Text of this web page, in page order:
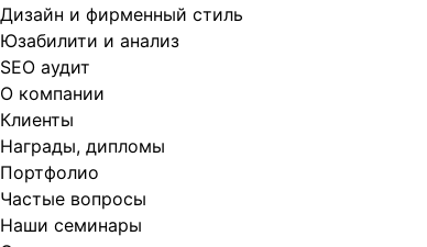
Дизайн и фирменный стиль
Юзабилити и анализ
SEO аудит
О компании
Клиенты
Награды, дипломы
Портфолио
Частые вопросы
Наши семинары